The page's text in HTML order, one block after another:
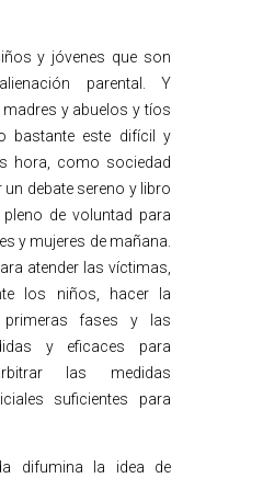
y jóvenes que son
parental. Y
y abuelos y tíos
bastante este difícil y
hora, como sociedad
debate sereno y libro
de voluntad para
y mujeres de mañana.
atender las víctimas,
los niños, hacer la
fases y las
y eficaces para
las medidas
suficientes para
difumina la idea de